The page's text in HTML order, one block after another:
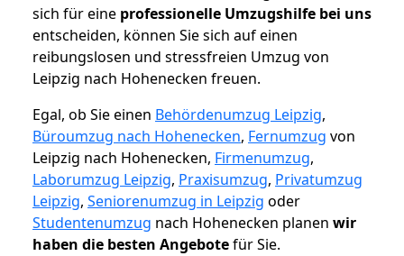
sich für eine professionelle Umzugshilfe bei uns
entscheiden, können Sie sich auf einen
reibungslosen und stressfreien Umzug von
Leipzig nach Hohenecken freuen.
Egal, ob Sie einen Behördenumzug Leipzig,
Büroumzug nach Hohenecken, Fernumzug von
Leipzig nach Hohenecken, Firmenumzug,
Laborumzug Leipzig, Praxisumzug, Privatumzug
Leipzig, Seniorenumzug in Leipzig oder
Studentenumzug nach Hohenecken planen wir
haben die besten Angebotefür Sie.